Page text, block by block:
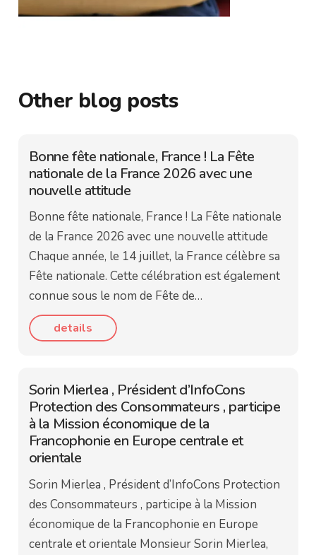
Other blog posts
Bonne fête nationale, France ! La Fête
nationale de la France 2026 avec une
nouvelle attitude
Bonne fête nationale, France ! La Fête nationale
de la France 2026 avec une nouvelle attitude
Chaque année, le 14 juillet, la France célèbre sa
Fête nationale. Cette célébration est également
connue sous le nom de Fête de…
details
Sorin Mierlea , Président d’InfoCons
Protection des Consommateurs , participe
à la Mission économique de la
Francophonie en Europe centrale et
orientale
Sorin Mierlea , Président d’InfoCons Protection
des Consommateurs , participe à la Mission
économique de la Francophonie en Europe
centrale et orientale Monsieur Sorin Mierlea,